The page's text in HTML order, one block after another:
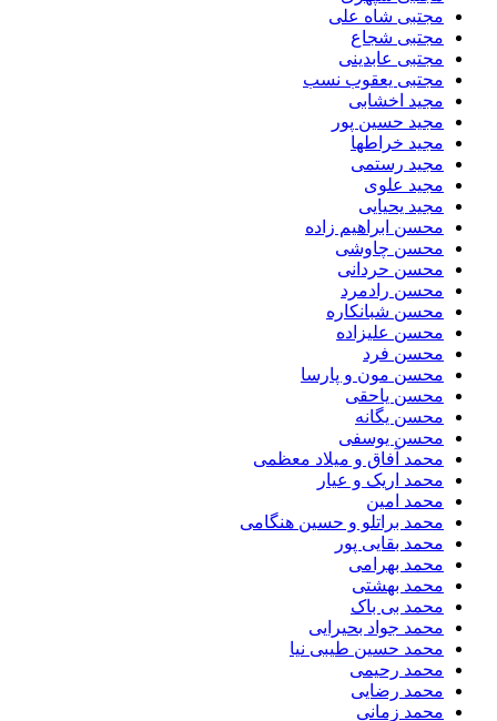
مجتبی شاه علی
مجتبی شجاع
مجتبی عابدینی
مجتبی یعقوب نسب
مجید اخشابی
مجید حسین پور
مجید خراطها
مجید رستمی
مجید علوی
مجید یحیایی
محسن ابراهیم زاده
محسن چاوشی
محسن حردانی
محسن رادمرد
محسن شبانکاره
محسن علیزاده
محسن فرد
محسن مون و پارسا
محسن یاحقی
محسن یگانه
محسن یوسفی
محمد آفاق و میلاد معظمی
محمد اریک و عیار
محمد امین
محمد براتلو و حسین هنگامی
محمد بقایی پور
محمد بهرامی
محمد بهشتی
محمد بی باک
محمد جواد بحیرایی
محمد حسین طیبی نیا
محمد رحیمی
محمد رضایی
محمد زمانی